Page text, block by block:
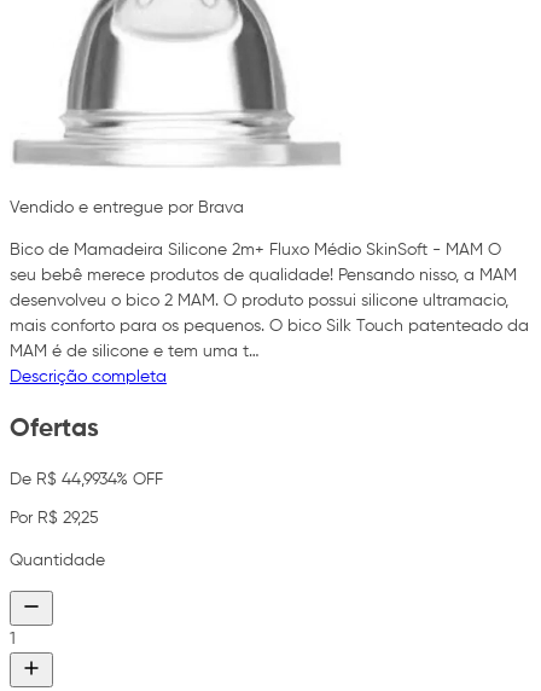
Vendido e entregue por Brava
Bico de Mamadeira Silicone 2m+ Fluxo Médio SkinSoft - MAM O
seu bebê merece produtos de qualidade! Pensando nisso, a MAM
desenvolveu o bico 2 MAM. O produto possui silicone ultramacio,
mais conforto para os pequenos. O bico Silk Touch patenteado da
MAM é de silicone e tem uma t…
Descrição completa
Ofertas
De R$ 44,9934% OFF
Por R$ 29,25
Quantidade
1